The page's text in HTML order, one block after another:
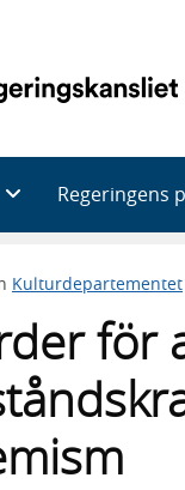
Regeringens
Kulturdepartementet
för